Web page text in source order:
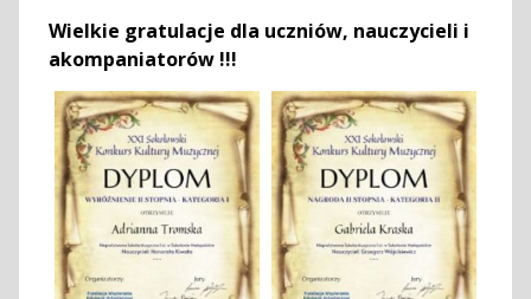
Wielkie gratulacje dla uczniów, nauczycieli i
akompaniatorów !!!